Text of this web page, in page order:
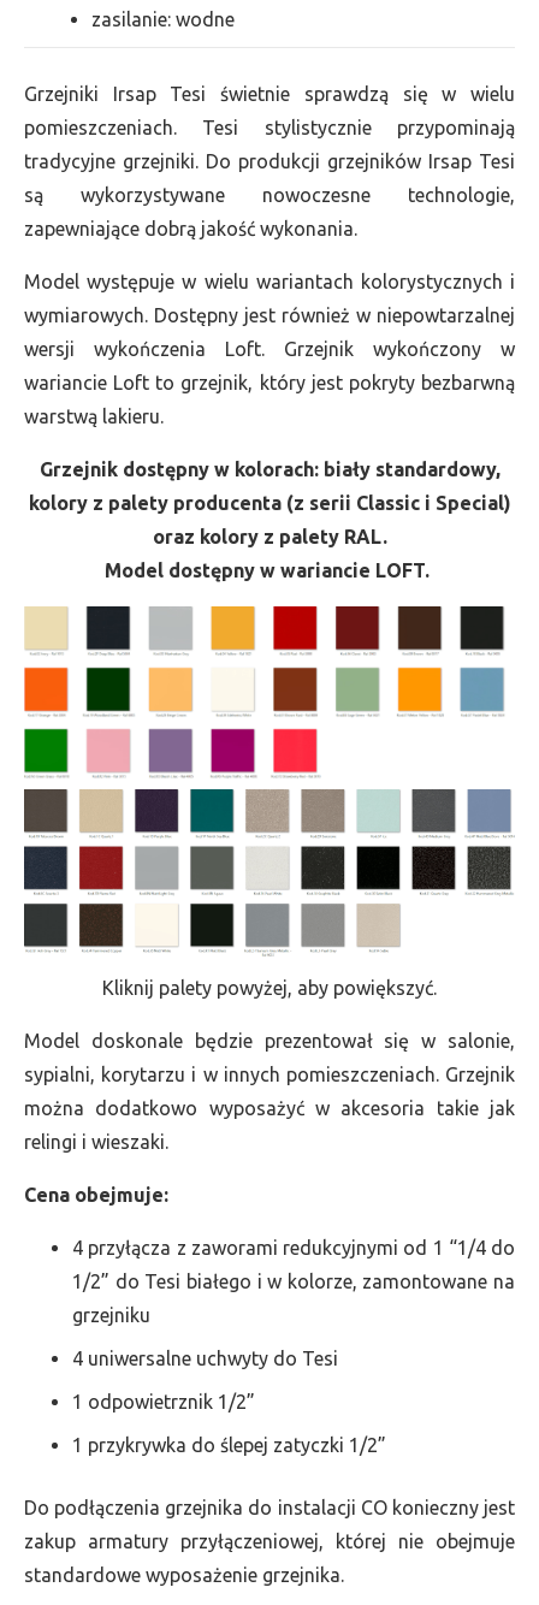
zasilanie: wodne
Grzejniki Irsap Tesi świetnie sprawdzą się w wielu
pomieszczeniach. Tesi stylistycznie przypominają
tradycyjne grzejniki. Do produkcji grzejników Irsap Tesi
są wykorzystywane nowoczesne technologie,
zapewniające dobrą jakość wykonania.
Model występuje w wielu wariantach kolorystycznych i
wymiarowych. Dostępny jest również w niepowtarzalnej
wersji wykończenia Loft. Grzejnik wykończony w
wariancie Loft to grzejnik, który jest pokryty bezbarwną
warstwą lakieru.
Grzejnik dostępny w kolorach: biały standardowy,
kolory z palety producenta (z serii Classic i Special)
oraz kolory z palety RAL.
Model dostępny w wariancie LOFT.
Kliknij palety powyżej, aby powiększyć.
Model doskonale będzie prezentował się w salonie,
sypialni, korytarzu i w innych pomieszczeniach. Grzejnik
można dodatkowo wyposażyć w akcesoria takie jak
relingi i wieszaki.
Cena obejmuje:
4 przyłącza z zaworami redukcyjnymi od 1 “1/4 do
1/2” do Tesi białego i w kolorze, zamontowane na
grzejniku
4 uniwersalne uchwyty do Tesi
1 odpowietrznik 1/2”
1 przykrywka do ślepej zatyczki 1/2”
Do podłączenia grzejnika do instalacji CO konieczny jest
zakup armatury przyłączeniowej, której nie obejmuje
standardowe wyposażenie grzejnika.